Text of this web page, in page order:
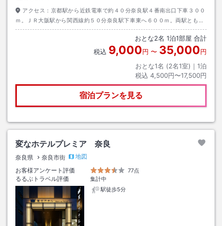
アクセス： 京都駅から近鉄電車で約４０分奈良駅４番南出口下車３００
ｍ。ＪＲ大阪駅から関西線約５０分奈良駅下車東へ６００ｍ。両駅とも構
内案内地図有り。
おとな2名 1泊1部屋 合計
税込 9,000円 〜 35,000円
おとな1名 (2名1室)｜ 1泊
税込 4,500円〜17,500円
宿泊プランを見る
変なホテルプレミア 奈良
奈良県 奈良市街
地図
お客様アンケート評価
77点
るるぶトラベル評価
集計中
駅徒歩5分